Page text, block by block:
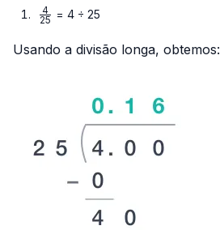
\frac{4}
25
4 = 4 ÷ 25
Usando a divisão longa, obtemos: